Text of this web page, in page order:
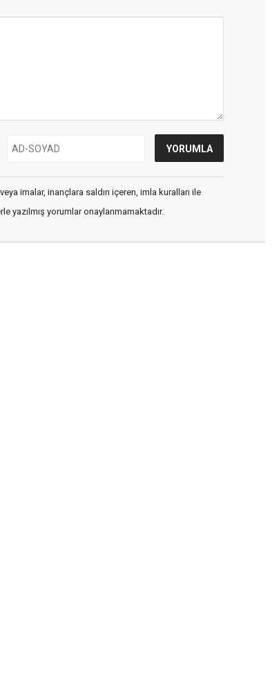
imalar, inançlara saldırı içeren, imla kuralları ile
yazılmış yorumlar onaylanmamaktadır.